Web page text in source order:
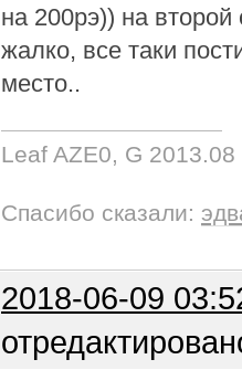
на 200рэ)) на
жалко, все таки
место..
Leaf AZE0, G 2013.08
Спасибо сказали:
2018-06-09